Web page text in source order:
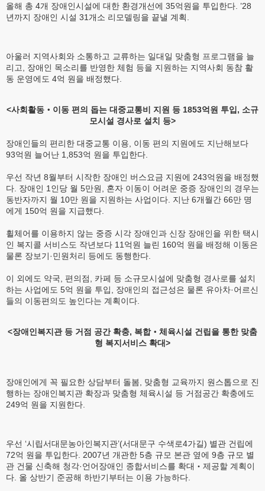
올해 총 4개 장애인시설에 대한 환경개선에 35억원을 투입한다. ’28
년까지 장애인 시설 31개소 리모델링을 끝낼 계획.
아울러 지역사회와 소통하고 교류하는 일대일 맞춤형 프로그램을 늘
리고, 장애인 목소리를 반영한 체험 등을 지원하는 지역사회 동참 활
동 운영에도 4억 원을 배정했다.
<사회활동‧이동 편의 돕는 대중교통비 지원 등 1853억원 투입, 소규
모시설 경사로 설치 등>
장애인들의 편리한 대중교통 이용, 이동 편의 지원에도 지난해보다
93억원 늘어난 1,853억 원을 투입한다.
우선 작년 8월부터 시작한 장애인 버스요금 지원에 243억원을 배정했
다. 장애인 1인당 월 5만원, 혼자 이동이 어려운 중증 장애인의 경우는
동반자까지 월 10만 원을 지원하는 사업이다. 지난 6개월간 66만 명
에게 150억 원을 지급했다.
휠체어를 이용하지 않는 중증 시각 장애인과 신장 장애인을 위한 택시
인 복지콜 서비스도 작년보다 11억원 늘린 160억 원을 배정해 이동은
물론 장보기·민원처리 등에도 동행한다.
이 외에도 약국, 편의점, 카페 등 소규모시설에 맞춤형 경사로를 설치
하는 사업에도 5억 원을 투입, 장애인의 접근성은 물론 유아차·어르신
들의 이동편의도 높인다는 계획이다.
<장애인복지관 등 거점 공간 확충, 복합‧체육시설 건립을 통한 맞춤
형 복지서비스 확대>
장애인에게 꼭 필요한 상담부터 돌봄, 맞춤형 교육까지 원스톱으로 진
행하는 장애인복지관 확장과 맞춤형 체육시설 등 거점공간 확충에도
249억 원을 지원한다.
우선 ‘시립서대문농아인복지관’(서대문구 수색로4가길) 별관 건립에
72억 원을 투입한다. 2007년 개관한 5층 규모 본관 옆에 9층 규모 별
관 건물 신축해 청각·언어장애인 종합서비스를 확대‧제공할 계획이
다. 올 상반기 준공해 하반기부터는 이용 가능하다.